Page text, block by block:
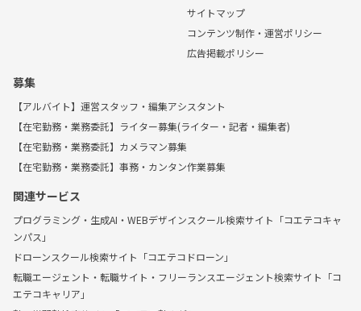
サイトマップ
コンテンツ制作・運営ポリシー
広告掲載ポリシー
募集
【アルバイト】運営スタッフ・編集アシスタント
【在宅勤務・業務委託】ライター募集(ライター・記者・編集者)
【在宅勤務・業務委託】カメラマン募集
【在宅勤務・業務委託】事務・カンタン作業募集
関連サービス
プログラミング・生成AI・WEBデザインスクール検索サイト「コエテコキャ
ンパス」
ドローンスクール検索サイト「コエテコドローン」
転職エージェント・転職サイト・フリーランスエージェント検索サイト「コ
エテコキャリア」